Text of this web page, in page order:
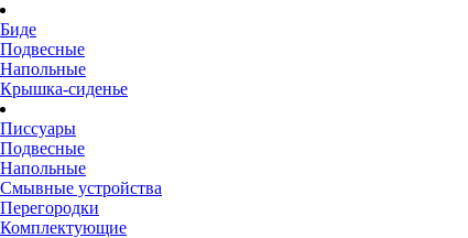
Биде
Подвесные
Напольные
Крышка-сиденье
Писсуары
Подвесные
Напольные
Смывные устройства
Перегородки
Комплектующие